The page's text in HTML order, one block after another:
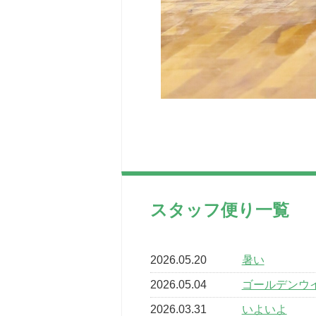
スタッフ便り一覧
2026.05.20 暑い
2026.05.04 ゴールデンウ
2026.03.31 いよいよ